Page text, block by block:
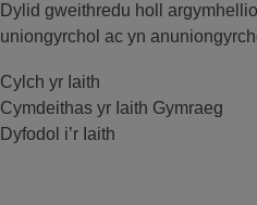
Dylid gweithredu holl
uniongyrchol ac yn
Cylch yr Iaith
Cymdeithas yr Iaith Gymraeg
Dyfodol i’r Iaith